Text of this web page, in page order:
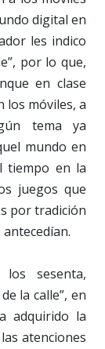
digital en
les indico
por lo que,
en clase
los móviles, a
tema ya
mundo en
tiempo en la
juegos que
por tradición
sesenta,
la calle”, en
adquirido la
atenciones